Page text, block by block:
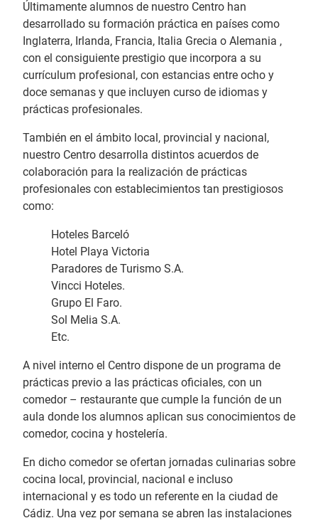
Últimamente alumnos de nuestro Centro han
desarrollado su formación práctica en países como
Inglaterra, Irlanda, Francia, Italia Grecia o Alemania ,
con el consiguiente prestigio que incorpora a su
currículum profesional, con estancias entre ocho y
doce semanas y que incluyen curso de idiomas y
prácticas profesionales.
También en el ámbito local, provincial y nacional,
nuestro Centro desarrolla distintos acuerdos de
colaboración para la realización de prácticas
profesionales con establecimientos tan prestigiosos
como:
Hoteles Barceló
Hotel Playa Victoria
Paradores de Turismo S.A.
Vincci Hoteles.
Grupo El Faro.
Sol Melia S.A.
Etc.
A nivel interno el Centro dispone de un programa de
prácticas previo a las prácticas oficiales, con un
comedor – restaurante que cumple la función de un
aula donde los alumnos aplican sus conocimientos de
comedor, cocina y hostelería.
En dicho comedor se ofertan jornadas culinarias sobre
cocina local, provincial, nacional e incluso
internacional y es todo un referente en la ciudad de
Cádiz. Una vez por semana se abren las instalaciones